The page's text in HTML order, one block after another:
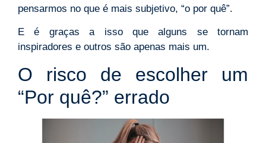
pensarmos no que é mais subjetivo, “o por quê”.
E é graças a isso que alguns se tornam
inspiradores e outros são apenas mais um.
O risco de escolher um
“Por quê?” errado